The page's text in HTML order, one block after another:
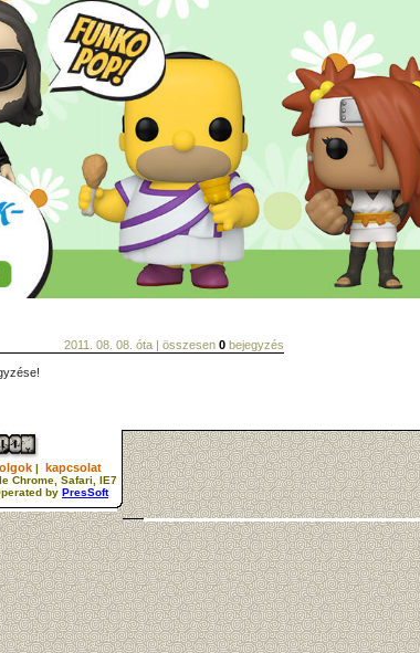
2011. 08. 08. óta | összesen 0 bejegyzés
| kapcsolat
Chrome, Safari, IE7
by PresSoft